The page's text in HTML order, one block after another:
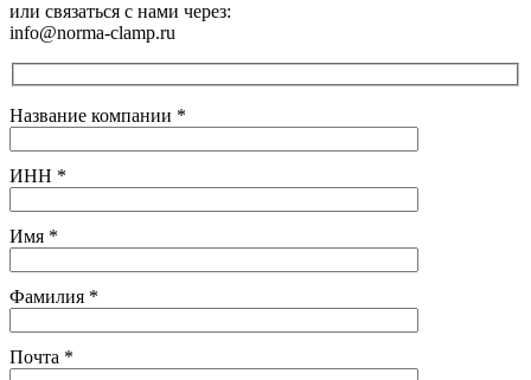
или связаться с нами через:
info@norma-clamp.ru
Название компании *
ИНН *
Имя *
Фамилия *
Почта *